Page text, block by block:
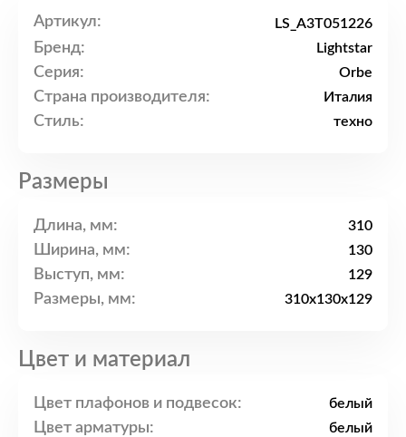
Артикул: LS_A3T051226
Бренд: Lightstar
Серия: Orbe
Страна производителя: Италия
Стиль: техно
Размеры
Длина, мм: 310
Ширина, мм: 130
Выступ, мм: 129
Размеры, мм: 310x130x129
Цвет и материал
Цвет плафонов и подвесок: белый
Цвет арматуры: белый